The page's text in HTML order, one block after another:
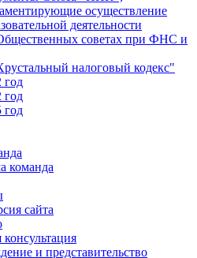
осуществление
деятельности
советах при ФНС и
налоговый кодекс"
год
год
год
команда
сайта
и представительство